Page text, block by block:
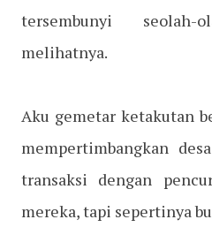
tersembunyi
melihatnya.
Aku gemetar ketakutan
mempertimbangkan
transaksi dengan
mereka, tapi sepertinya